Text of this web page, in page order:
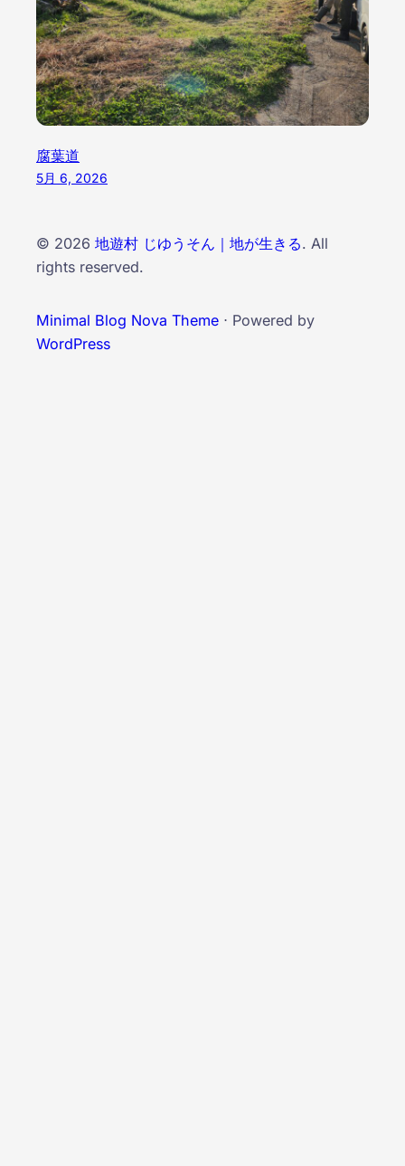
腐葉道
5月 6, 2026
© 2026 地遊村 じゆうそん｜地が生きる. All
rights reserved.
Minimal Blog Nova Theme ⋅ Powered by
WordPress